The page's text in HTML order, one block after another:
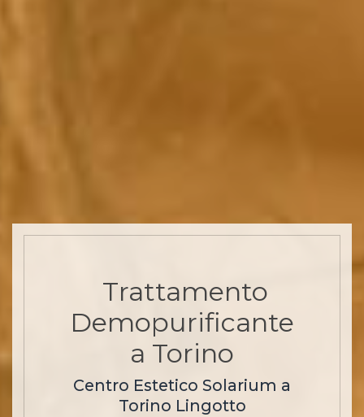
Trattamento
Demopurificante
a Torino
Centro Estetico Solarium a
Torino Lingotto